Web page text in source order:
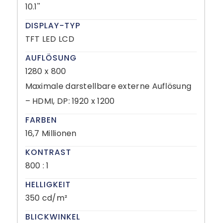
10.1''
DISPLAY-TYP
TFT LED LCD
AUFLÖSUNG
1280 x 800
Maximale darstellbare externe Auflösung
– HDMI, DP: 1920 x 1200
FARBEN
16,7 Millionen
KONTRAST
800 : 1
HELLIGKEIT
350 cd/m²
BLICKWINKEL